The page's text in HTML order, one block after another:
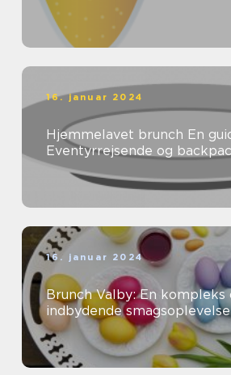
16. januar 2024
Hjemmelavet brunch En guide til
Eventyrrejsende og
16. januar 2024
Brunch Valby: En kompleks
indbydende smagsoplevelse